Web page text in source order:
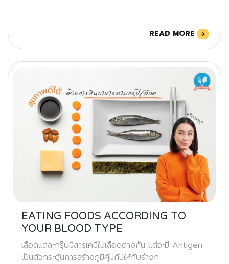
READ MORE
EATING FOODS ACCORDING TO
YOUR BLOOD TYPE
เลือดแต่ละกรุ๊ปมีสารเคมีในเลือดต่างกัน แต่จะมี Antigen
เป็นตัวกระตุ้นการสร้างภูมิคุ้มกันให้กับร่างก